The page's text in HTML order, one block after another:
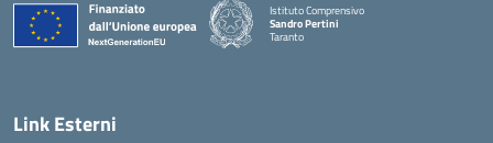
Istituto Comprensivo
Sandro Pertini
Taranto
Link Esterni